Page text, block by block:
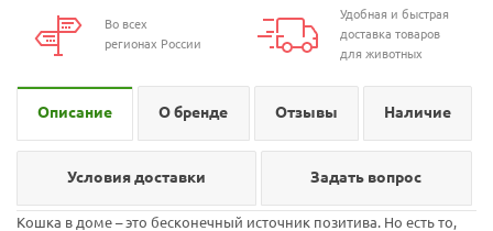
Во всех
регионах России
Удобная и быстрая
доставка товаров
для животных
Описание О бренде Отзывы Наличие
Условия доставки Задать вопрос
Кошка в доме – это бесконечный источник позитива. Но есть то,